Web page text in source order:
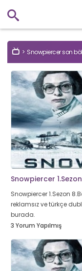
Snowpiercer son
Snowpiercer
Snowpiercer 1.Sezon
reklamsız ve türkçe
burada.
3 Yorum Yapılmış